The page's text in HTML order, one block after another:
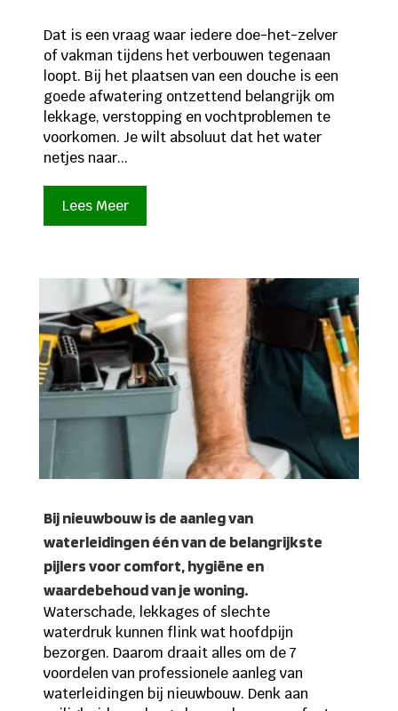
Dat is een vraag waar iedere doe-het-zelver
of vakman tijdens het verbouwen tegenaan
loopt. Bij het plaatsen van een douche is een
goede afwatering ontzettend belangrijk om
lekkage, verstopping en vochtproblemen te
voorkomen. Je wilt absoluut dat het water
netjes naar...
Lees Meer
Bij nieuwbouw is de aanleg van
waterleidingen één van de belangrijkste
pijlers voor comfort, hygiëne en
waardebehoud van je woning.
Waterschade, lekkages of slechte
waterdruk kunnen flink wat hoofdpijn
bezorgen. Daarom draait alles om de 7
voordelen van professionele aanleg van
waterleidingen bij nieuwbouw. Denk aan